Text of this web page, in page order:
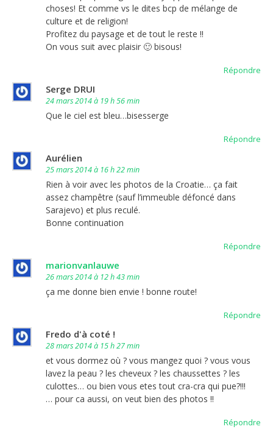
choses! Et comme vs le dites bcp de mélange de
culture et de religion!
Profitez du paysage et de tout le reste !!
On vous suit avec plaisir 🙂 bisous!
Répondre
Serge DRUI
24 mars 2014 à 19 h 56 min
Que le ciel est bleu…bisesserge
Répondre
Aurélien
25 mars 2014 à 16 h 22 min
Rien à voir avec les photos de la Croatie… ça fait
assez champêtre (sauf l’immeuble défoncé dans
Sarajevo) et plus reculé.
Bonne continuation
Répondre
marionvanlauwe
26 mars 2014 à 12 h 43 min
ça me donne bien envie ! bonne route!
Répondre
Fredo d'à coté !
28 mars 2014 à 15 h 27 min
et vous dormez où ? vous mangez quoi ? vous vous
lavez la peau ? les cheveux ? les chaussettes ? les
culottes… ou bien vous etes tout cra-cra qui pue?!!!
… pour ca aussi, on veut bien des photos !!
Répondre